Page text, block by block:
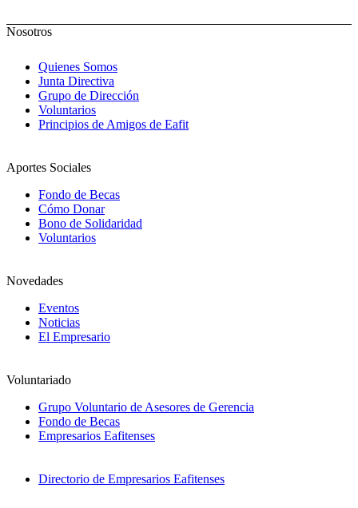
Nosotros
Quienes Somos
Junta Directiva
Grupo de Dirección
Voluntarios
Principios de Amigos de Eafit
Aportes Sociales
Fondo de Becas
Cómo Donar
Bono de Solidaridad
Voluntarios
Novedades
Eventos
Noticias
El Empresario
Voluntariado
Grupo Voluntario de Asesores de Gerencia
Fondo de Becas
Empresarios Eafitenses
Directorio de Empresarios Eafitenses